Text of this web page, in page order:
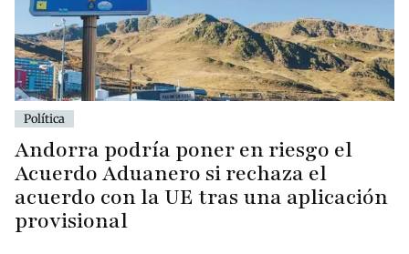
Política
Andorra podría poner en riesgo el
Acuerdo Aduanero si rechaza el
acuerdo con la UE tras una aplicación
provisional